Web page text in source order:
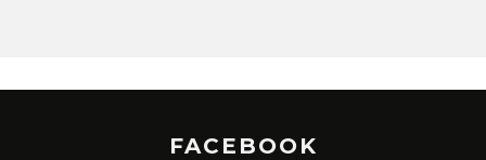
FACEBOOK